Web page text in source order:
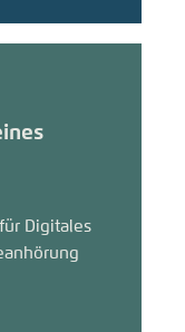
Digitales